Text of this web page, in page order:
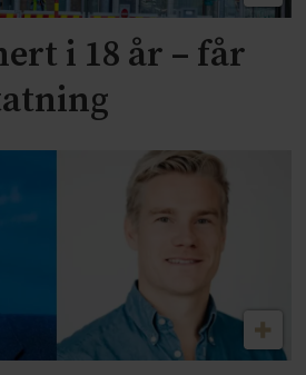
i 18 år – får